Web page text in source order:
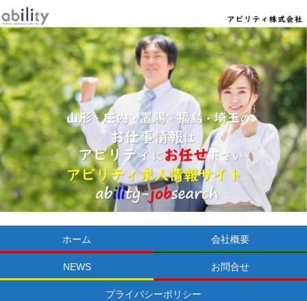
ホーム 会社概要
NEWS お問合せ
プライバシーポリシー